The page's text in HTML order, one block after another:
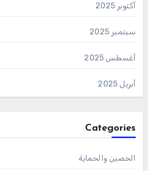
أكتوبر 2025
سبتمبر 2025
أغسطس 2025
أبريل 2025
Categories
الحصين والحماية